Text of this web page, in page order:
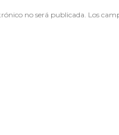
no será publicada. Los